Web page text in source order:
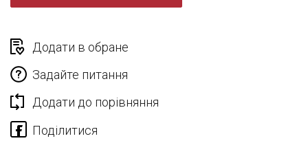
Додати в обране
Задайте питання
Додати до порівняння